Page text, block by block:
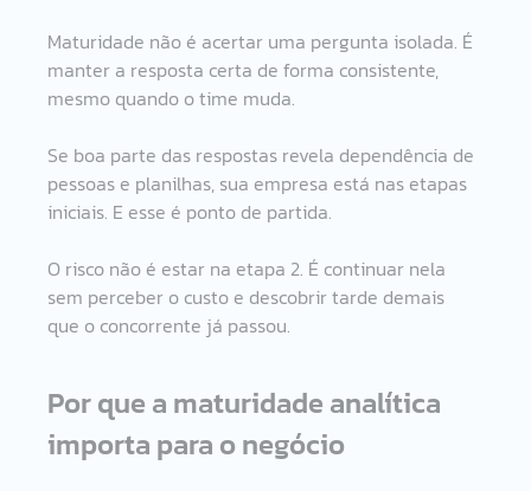
Maturidade não é acertar uma pergunta isolada. É
manter a resposta certa de forma consistente,
mesmo quando o time muda.
Se boa parte das respostas revela dependência de
pessoas e planilhas, sua empresa está nas etapas
iniciais. E esse é ponto de partida.
O risco não é estar na etapa 2. É continuar nela
sem perceber o custo e descobrir tarde demais
que o concorrente já passou.
Por que a maturidade analítica
importa para o negócio